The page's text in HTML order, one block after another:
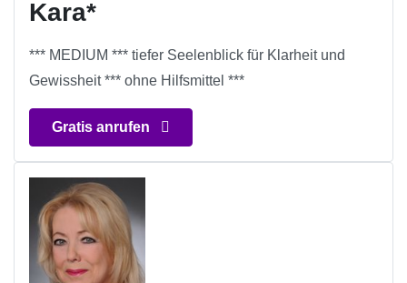
Kara*
*** MEDIUM *** tiefer Seelenblick für Klarheit und
Gewissheit *** ohne Hilfsmittel ***
Gratis anrufen